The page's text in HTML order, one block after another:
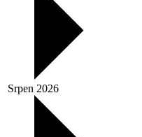
Srpen 2026